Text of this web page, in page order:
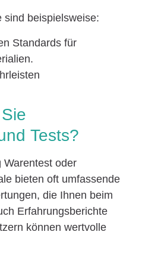
sind beispielsweise:
Standards für
Tests?
Warentest oder
bieten oft umfassende
die Ihnen beim
Erfahrungsberichte
können wertvolle